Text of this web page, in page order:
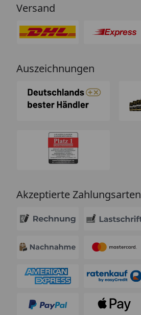
Versand
Auszeichnungen
Akzeptierte Zahlungsarten